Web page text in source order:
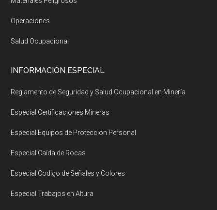
Operaciones
Salud Ocupacional
INFORMACIÓN ESPECIAL
Reglamento de Seguridad y Salud Ocupacional en Minería
Especial Certificaciones Mineras
Especial Equipos de Protección Personal
Especial Caída de Rocas
Especial Codigo de Señales y Colores
Especial Trabajos en Altura